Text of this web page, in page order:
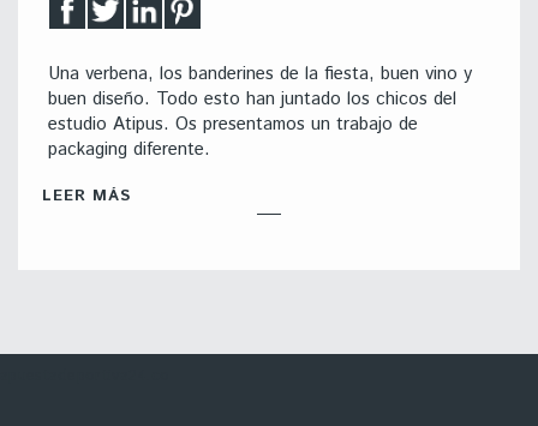
Una verbena, los banderines de la fiesta, buen vino y
buen diseño. Todo esto han juntado los chicos del
estudio Atipus. Os presentamos un trabajo de
packaging diferente.
LEER MÁS